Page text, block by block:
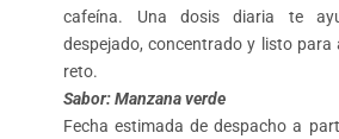
cafeína. Una dosis diaria te
despejado, concentrado y listo
reto.
Sabor: Manzana verde
Fecha estimada de despacho a